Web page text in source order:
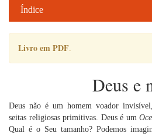
Índice
Livro em PDF.
Deus e
Deus não é um homem voador
seitas religiosas primitivas. Deus é um
Qual é o Seu tamanho? Podemos